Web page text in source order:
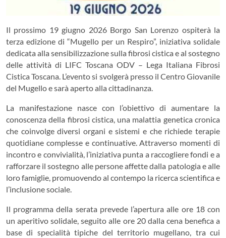
Il prossimo 19 giugno 2026 Borgo San Lorenzo ospiterà la
terza edizione di “Mugello per un Respiro”, iniziativa solidale
dedicata alla sensibilizzazione sulla fibrosi cistica e al sostegno
delle attività di LIFC Toscana ODV – Lega Italiana Fibrosi
Cistica Toscana. L’evento si svolgerà presso il Centro Giovanile
del Mugello e sarà aperto alla cittadinanza.
La manifestazione nasce con l’obiettivo di aumentare la
conoscenza della fibrosi cistica, una malattia genetica cronica
che coinvolge diversi organi e sistemi e che richiede terapie
quotidiane complesse e continuative. Attraverso momenti di
incontro e convivialità, l’iniziativa punta a raccogliere fondi e a
rafforzare il sostegno alle persone affette dalla patologia e alle
loro famiglie, promuovendo al contempo la ricerca scientifica e
l’inclusione sociale.
Il programma della serata prevede l’apertura alle ore 18 con
un aperitivo solidale, seguito alle ore 20 dalla cena benefica a
base di specialità tipiche del territorio mugellano, tra cui